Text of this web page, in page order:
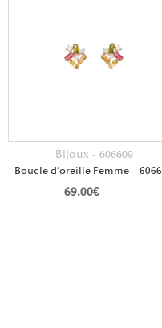
Bijoux - 606609
Boucle d’oreille Femme –
69.00€